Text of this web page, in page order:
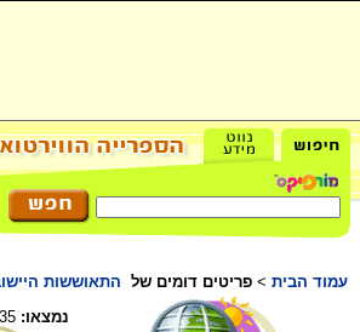
עמוד הבית > פריטים דומים של התאוששות
נמצאו: